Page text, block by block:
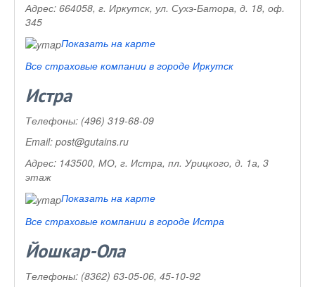
Адрес: 664058, г. Иркутск, ул. Сухэ-Батора, д. 18, оф.
345
Показать на карте
Все страховые компании в городе Иркутск
Истра
Телефоны: (496) 319-68-09
Email: post@gutains.ru
Адрес: 143500, МО, г. Истра, пл. Урицкого, д. 1а, 3
этаж
Показать на карте
Все страховые компании в городе Истра
Йошкар-Ола
Телефоны: (8362) 63-05-06, 45-10-92